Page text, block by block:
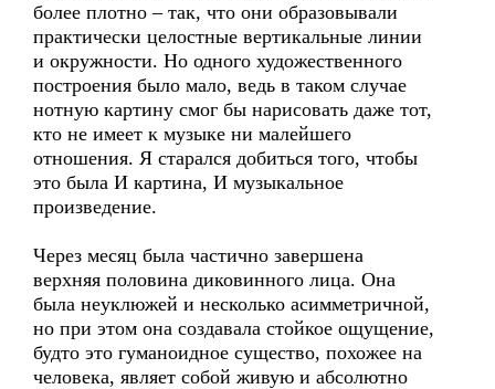
более плотно – так, что они образовывали
практически целостные вертикальные линии
и окружности. Но одного художественного
построения было мало, ведь в таком случае
нотную картину смог бы нарисовать даже тот,
кто не имеет к музыке ни малейшего
отношения. Я старался добиться того, чтобы
это была И картина, И музыкальное
произведение.
Через месяц была частично завершена
верхняя половина диковинного лица. Она
была неуклюжей и несколько асимметричной,
но при этом она создавала стойкое ощущение,
будто это гуманоидное существо, похожее на
человека, являет собой живую и абсолютно